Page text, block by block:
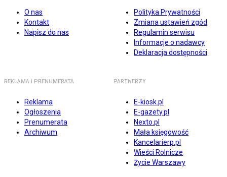
O nas
Kontakt
Napisz do nas
Polityka Prywatności
Zmiana ustawień zgód
Regulamin serwisu
Informacje o nadawcy
Deklaracja dostępności
REKLAMA I PRENUMERATA
Reklama
Ogłoszenia
Prenumerata
Archiwum
PARTNERZY
E-kiosk.pl
E-gazety.pl
Nexto.pl
Mała księgowość
Kancelarierp.pl
Wieści Rolnicze
Życie Warszawy